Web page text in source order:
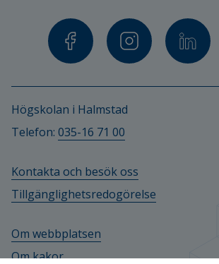
qualitative study. BMC Nurs.
Published 2025 Mar 14. doi:10.1186/
Högskolan i Halmstad
Telefon: 035-16 71 00
Kontakta och besök oss
Tillgänglighetsredogörelse
Om webbplatsen
Om kakor